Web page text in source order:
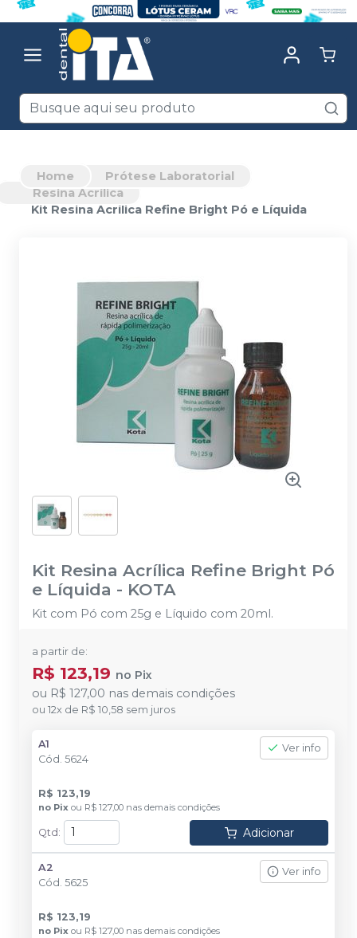
Home
Prótese Laboratorial
Resina Acrílica
Kit Resina Acrílica Refine Bright Pó e Líquida
Kit Resina Acrílica Refine Bright Pó
e Líquida - KOTA
Kit com Pó com 25g e Líquido com 20ml.
a partir de:
R$ 123,19 no Pix
ou R$ 127,00 nas demais condições
ou 12x de R$ 10,58 sem juros
A1
Cód. 5624
Ver info
R$ 123,19
no Pix ou R$ 127,00 nas demais condições
Qtd : Adicionar
A2
Cód. 5625
Ver info
R$ 123,19
no Pix ou R$ 127,00 nas demais condições